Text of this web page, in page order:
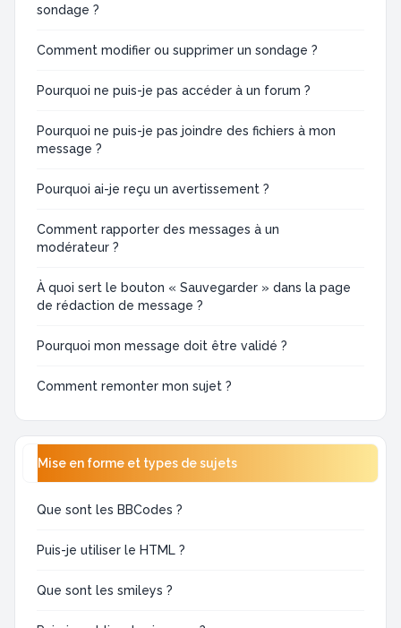
sondage ?
Comment modifier ou supprimer un sondage ?
Pourquoi ne puis-je pas accéder à un forum ?
Pourquoi ne puis-je pas joindre des fichiers à mon
message ?
Pourquoi ai-je reçu un avertissement ?
Comment rapporter des messages à un
modérateur ?
À quoi sert le bouton « Sauvegarder » dans la page
de rédaction de message ?
Pourquoi mon message doit être validé ?
Comment remonter mon sujet ?
Mise en forme et types de sujets
Que sont les BBCodes ?
Puis-je utiliser le HTML ?
Que sont les smileys ?